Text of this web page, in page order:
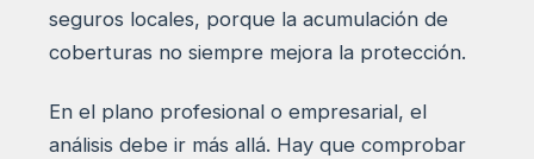
seguros locales, porque la acumulación de
coberturas no siempre mejora la protección.
En el plano profesional o empresarial, el
análisis debe ir más allá. Hay que comprobar